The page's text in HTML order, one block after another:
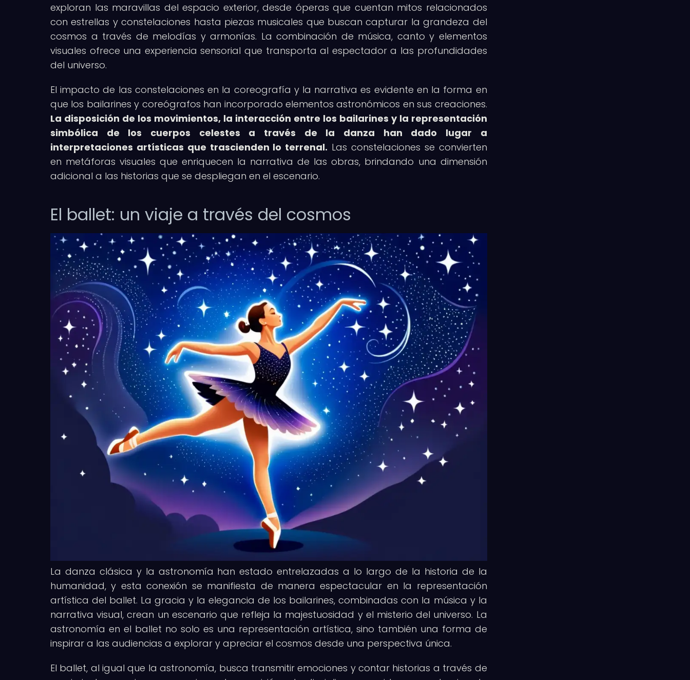
exploran las maravillas del espacio exterior, desde óperas que cuentan mitos relacionados
con estrellas y constelaciones hasta piezas musicales que buscan capturar la grandeza del
cosmos a través de melodías y armonías. La combinación de música, canto y elementos
visuales ofrece una experiencia sensorial que transporta al espectador a las profundidades
del universo.
El impacto de las constelaciones en la coreografía y la narrativa es evidente en la forma en
que los bailarines y coreógrafos han incorporado elementos astronómicos en sus creaciones.
La disposición de los movimientos, la interacción entre los bailarines y la representación
simbólica de los cuerpos celestes a través de la danza han dado lugar a
interpretaciones artísticas que trascienden lo terrenal. Las constelaciones se convierten
en metáforas visuales que enriquecen la narrativa de las obras, brindando una dimensión
adicional a las historias que se despliegan en el escenario.
El ballet: un viaje a través del cosmos
La danza clásica y la astronomía han estado entrelazadas a lo largo de la historia de la
humanidad, y esta conexión se manifiesta de manera espectacular en la representación
artística del ballet. La gracia y la elegancia de los bailarines, combinadas con la música y la
narrativa visual, crean un escenario que refleja la majestuosidad y el misterio del universo. La
astronomía en el ballet no solo es una representación artística, sino también una forma de
inspirar a las audiencias a explorar y apreciar el cosmos desde una perspectiva única.
El ballet, al igual que la astronomía, busca transmitir emociones y contar historias a través de